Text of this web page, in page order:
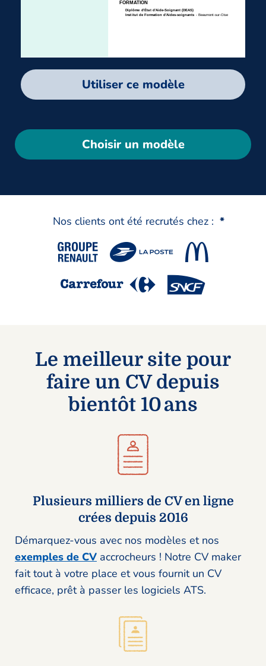
Utiliser ce modèle
Choisir un modèle
Nos clients ont été recrutés chez : *
Le meilleur site pour
faire un CV depuis
bientôt 10 ans
Plusieurs milliers de CV en ligne
crées depuis 2016
Démarquez-vous avec nos modèles et nos
exemples de CV accrocheurs ! Notre CV maker
fait tout à votre place et vous fournit un CV
efficace, prêt à passer les logiciels ATS.